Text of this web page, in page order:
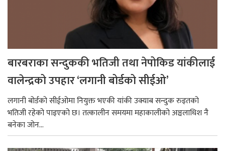
बारबराका सन्दुककी भतिजी तथा नेपोकिड यांकीलाई
वालेन्द्रको उपहार ‘लगानी बोर्डको सीईओ’
लगानी बोर्डको सीईओमा नियुक्त भएकी यांकी उक्याब सन्दुक रुइतको
भतिजी रहेको पाइएको छ। तत्कालीन समयमा महाकालीको अञ्चलाधिश नै
बनेका जोन...